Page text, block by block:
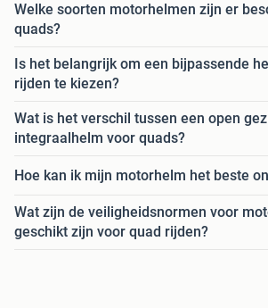
Welke soorten motorhelmen zijn er
quads?
Is het belangrijk om een bijpassende
rijden te kiezen?
Wat is het verschil tussen een open
integraalhelm voor quads?
Hoe kan ik mijn motorhelm het beste
Wat zijn de veiligheidsnormen voor
geschikt zijn voor quad rijden?